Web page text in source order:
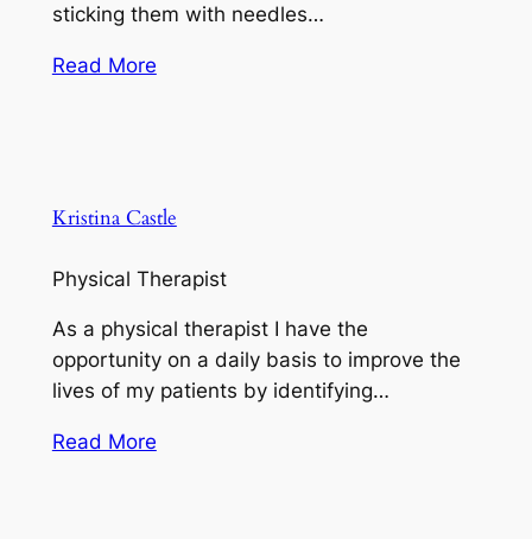
sticking them with needles…
Read More
Kristina Castle
Physical Therapist
As a physical therapist I have the
opportunity on a daily basis to improve the
lives of my patients by identifying…
Read More